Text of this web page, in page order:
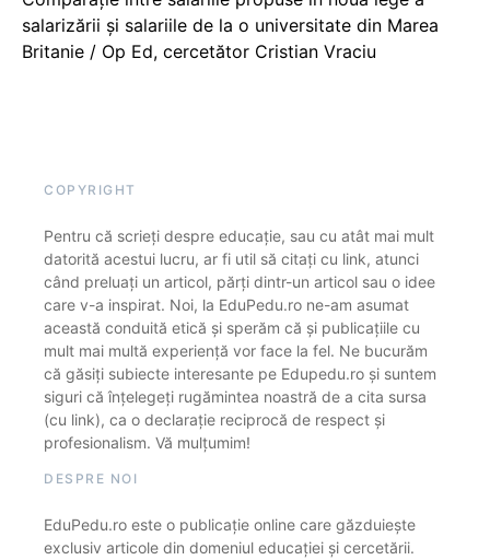
salarizării și salariile de la o universitate din Marea
Britanie / Op Ed, cercetător Cristian Vraciu
COPYRIGHT
Pentru că scrieți despre educație, sau cu atât mai mult
datorită acestui lucru, ar fi util să citați cu link, atunci
când preluați un articol, părți dintr-un articol sau o idee
care v-a inspirat. Noi, la EduPedu.ro ne-am asumat
această conduită etică și sperăm că și publicațiile cu
mult mai multă experiență vor face la fel. Ne bucurăm
că găsiți subiecte interesante pe Edupedu.ro și suntem
siguri că înțelegeți rugămintea noastră de a cita sursa
(cu link), ca o declarație reciprocă de respect și
profesionalism. Vă mulțumim!
DESPRE NOI
EduPedu.ro este o publicație online care găzduiește
exclusiv articole din domeniul educației și cercetării.